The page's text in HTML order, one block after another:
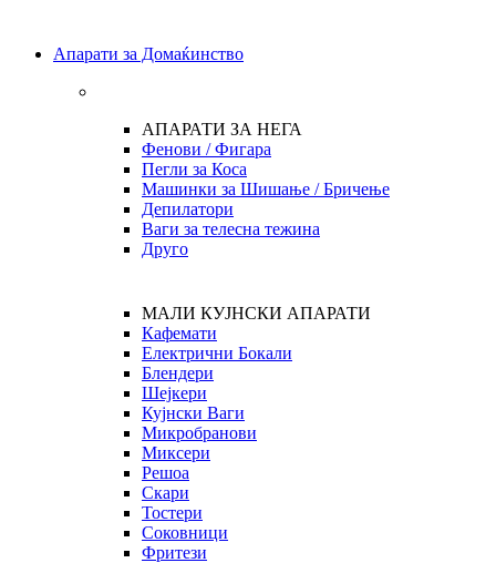
Апарати за Домаќинство
АПАРАТИ ЗА НЕГА
Фенови / Фигара
Пегли за Коса
Машинки за Шишање / Бричење
Депилатори
Ваги за телесна тежина
Друго
МАЛИ КУЈНСКИ АПАРАТИ
Кафемати
Електрични Бокали
Блендери
Шејкери
Кујнски Ваги
Микробранови
Миксери
Решоа
Скари
Тостери
Соковници
Фритези